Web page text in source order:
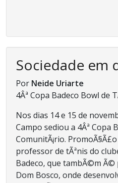
Sociedade em
Por Neide Uriarte
4Âª Copa Badeco Bowl de
Nos dias 14 e 15 de
Campo sediou a 4Âª Copa
ComunitÃ¡rio.
professor de tÃªnis do
Badeco, que tambÃ©m
Dom Bosco, onde